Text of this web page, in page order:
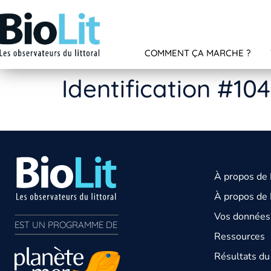
COMMENT ÇA MARCHE ?
Identification
EST UN PROGRAMME DE
À propos de
À propos de
Vos
Ressources
Résultats